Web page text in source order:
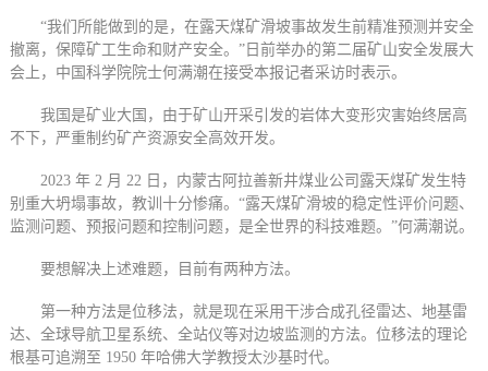
“我们所能做到的是，在露天煤矿滑坡事故发生前精准预测并安全
撤离，保障矿工生命和财产安全。”日前举办的第二届矿山安全发展大
会上，中国科学院院士何满潮在接受本报记者采访时表示。
我国是矿业大国，由于矿山开采引发的岩体大变形灾害始终居高
不下，严重制约矿产资源安全高效开发。
2023 年 2 月 22 日，内蒙古阿拉善新井煤业公司露天煤矿发生特
别重大坍塌事故，教训十分惨痛。“露天煤矿滑坡的稳定性评价问题、
监测问题、预报问题和控制问题，是全世界的科技难题。”何满潮说。
要想解决上述难题，目前有两种方法。
第一种方法是位移法，就是现在采用干涉合成孔径雷达、地基雷
达、全球导航卫星系统、全站仪等对边坡监测的方法。位移法的理论
根基可追溯至 1950 年哈佛大学教授太沙基时代。